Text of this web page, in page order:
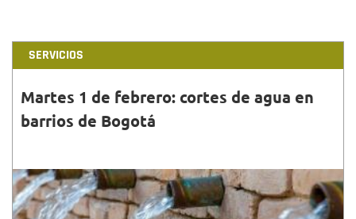
SERVICIOS
Martes 1 de febrero: cortes de agua en
barrios de Bogotá
31•ENE•2022